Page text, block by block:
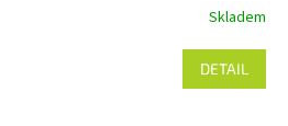
Skladem
DETAIL